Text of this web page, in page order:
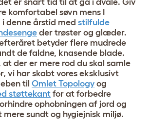
er snart tid til at gå i dvale. Giv
komfortabel søvn mens I
denne årstid med stilfulde
der trøster og glæder.
betyder flere mudrede
de faldne, knasende blade.
at der er mere rod du skal samle
vi har skabt vores eksklusivt
til Omlet Topology og
støttekantfor at forbedre
ophobningen af jord og
mere sundt og hygiejnisk miljø.